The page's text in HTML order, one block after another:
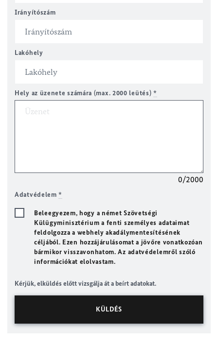
Irányítószám
Lakóhely
Hely az üzenete számára (max. 2000 leütés)*
0/2000
Adatvédelem*
Beleegyezem, hogy a német Szövetségi
Külügyminisztérium a fenti személyes adataimat
feldolgozza a webhely akadálymentesítésének
céljából. Ezen hozzájárulásomat a jövőre vonatkozóan
bármikor visszavonhatom. Az adatvédelemről szóló
információkat elolvastam.
Kérjük, elküldés előtt vizsgálja át a beírt adatokat.